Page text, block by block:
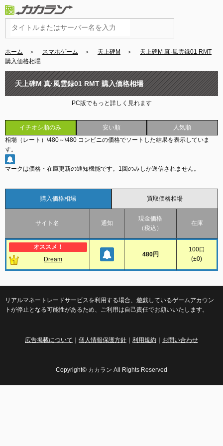
ホーム ＞ スマホゲーム ＞ 天上碑M ＞ 天上碑M 真·風雲録01 RMT
購入価格相場
天上碑M 真·風雲録01 RMT 購入価格相場
PC版でもっと詳しく見れます
イチオシ順のみ 安い順
人気順
相場（レート） \480～\480 コンビニの価格でソートした結果を表示していま
す。
マークは価格・在庫更新の通知機能です。 1回のみしか送信されません。
購入価格相場 買取価格相場
サイト名 通知
現金価格
（税込）
在庫
Dream
480円
100口
(±0)
リアルマネートレードサービスを利用する場合、遊戯しているゲームアカウン
トが停止となる可能性があるため、ご利用は自己責任でお願いいたします。
広告掲載について 個人情報保護方針 利用規約 お問い合わせ
Copyright© カカラン All Rights Reserved